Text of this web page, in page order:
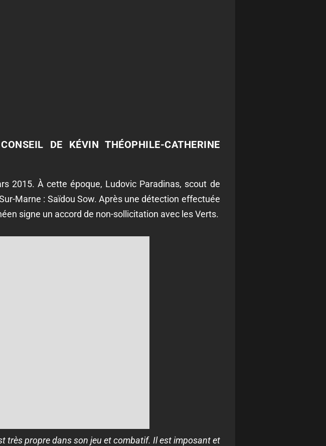
DE KÉVIN THÉOPHILE-CATHERINE
2015. À cette époque, Ludovic Paradinas, scout de
Marne : Saïdou Sow. Après une détection effectuée
signe un accord de non-sollicitation avec les Verts.
très propre dans son jeu et combatif. Il est imposant et